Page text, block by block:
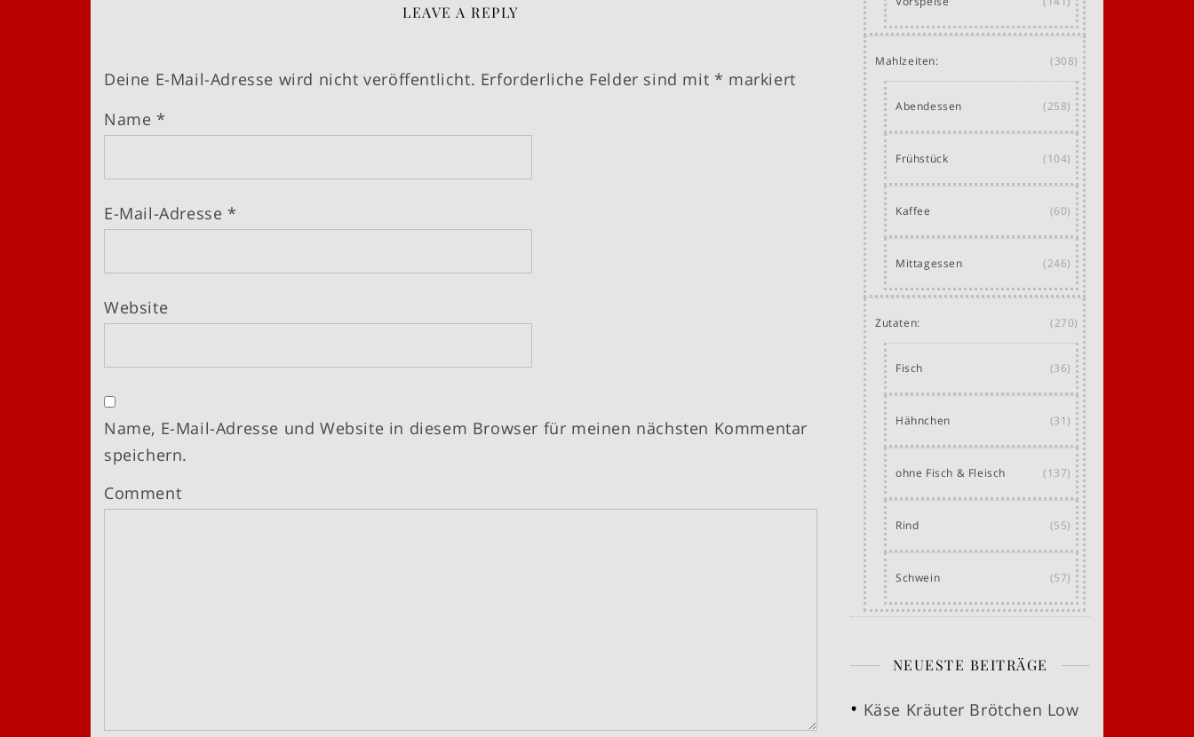
LEAVE A REPLY
Deine E-Mail-Adresse wird nicht veröffentlicht. Erforderliche Felder sind mit * markiert
Name *
E-Mail-Adresse *
Website
Name, E-Mail-Adresse und Website in diesem Browser für meinen nächsten Kommentar
speichern.
Comment
Mahlzeiten: (308)
Abendessen (258)
Frühstück (104)
Kaffee (60)
Mittagessen (246)
Zutaten: (270)
Fisch (36)
Hähnchen (31)
ohne Fisch & Fleisch (137)
Rind (55)
Schwein (57)
NEUESTE BEITRÄGE
Käse Kräuter Brötchen Low